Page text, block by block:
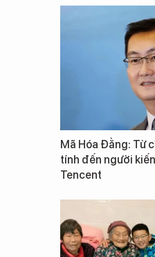
Mã Hóa Đằng: Từ
tính đến người
Tencent